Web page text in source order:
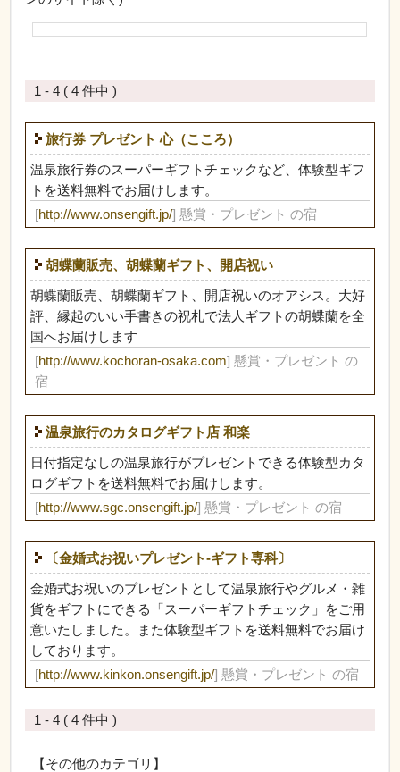
1 - 4 ( 4 件中 )
旅行券 プレゼント 心（こころ）
温泉旅行券のスーパーギフトチェックなど、体験型ギフ
トを送料無料でお届けします。
[http://www.onsengift.jp/] 懸賞・プレゼント の宿
胡蝶蘭販売、胡蝶蘭ギフト、開店祝い
胡蝶蘭販売、胡蝶蘭ギフト、開店祝いのオアシス。大好
評、縁起のいい手書きの祝札で法人ギフトの胡蝶蘭を全
国へお届けします
[http://www.kochoran-osaka.com] 懸賞・プレゼント の
宿
温泉旅行のカタログギフト店 和楽
日付指定なしの温泉旅行がプレゼントできる体験型カタ
ログギフトを送料無料でお届けします。
[http://www.sgc.onsengift.jp/] 懸賞・プレゼント の宿
〔金婚式お祝いプレゼント-ギフト専科〕
金婚式お祝いのプレゼントとして温泉旅行やグルメ・雑
貨をギフトにできる「スーパーギフトチェック」をご用
意いたしました。また体験型ギフトを送料無料でお届け
しております。
[http://www.kinkon.onsengift.jp/] 懸賞・プレゼント の宿
1 - 4 ( 4 件中 )
【その他のカテゴリ】